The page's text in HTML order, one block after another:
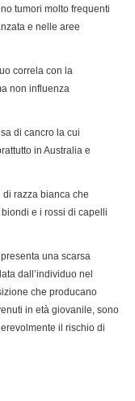
tumori molto frequenti
e nelle aree
correla con la
non influenza
di cancro la cui
in Australia e
razza bianca che
e i rossi di capelli
una scarsa
dall’individuo nel
che producano
in età giovanile, sono
il rischio di